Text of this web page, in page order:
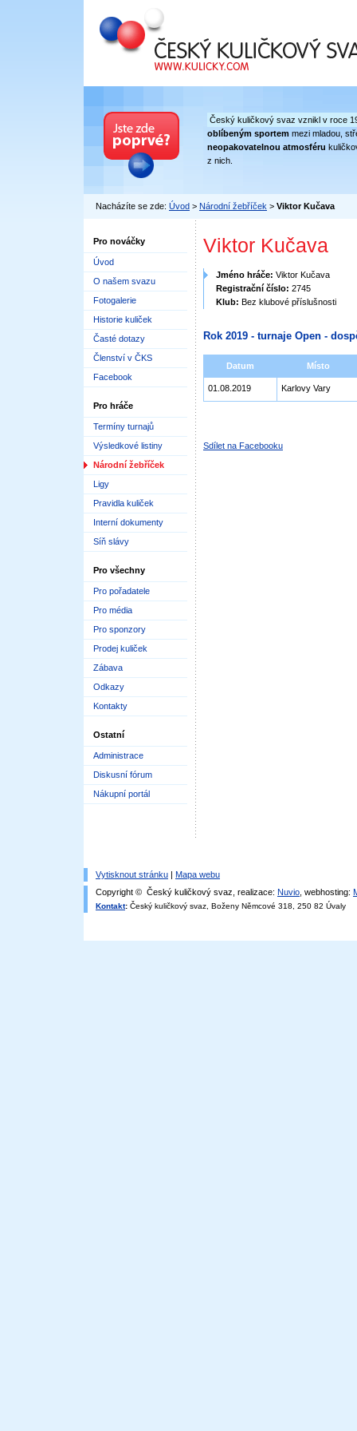
Český kuličkový svaz
Český kuličkový svaz vznikl v roce
oblíbeným sportem mezi mladou,
neopakovatelnou atmosféru
z nich.
Nacházíte se zde: Úvod > Národní žebříček > Viktor Kučava
Pro nováčky
Úvod
O našem svazu
Fotogalerie
Historie kuliček
Časté dotazy
Členství v ČKS
Facebook
Pro hráče
Termíny turnajů
Výsledkové listiny
Národní žebříček
Ligy
Pravidla kuliček
Interní dokumenty
Síň slávy
Pro všechny
Pro pořadatele
Pro média
Pro sponzory
Prodej kuliček
Zábava
Odkazy
Kontakty
Ostatní
Administrace
Diskusní fórum
Nákupní portál
Viktor Kučava
Jméno hráče: Viktor Kučava
Registrační číslo: 2745
Klub: Bez klubové příslušnosti
Rok 2019 - turnaje Open -
Datum Místo
01.08.2019 Karlovy Vary
Sdílet na Facebooku
Vytisknout stránku | Mapa webu
Copyright © Český kuličkový svaz, realizace: Nuvio , webhosting:
Kontakt: Český kuličkový svaz, Boženy Němcové 318, 250 82 Úvaly